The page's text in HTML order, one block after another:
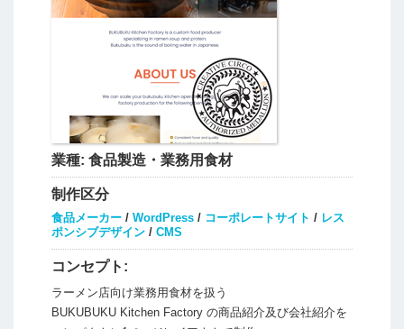
業種: 食品製造・業務用食材
制作区分
食品メーカー/ WordPress/ コーポレートサイト / レス
ポンシブデザイン/ CMS
コンセプト:
ラーメン店向け業務用食材を扱う
BUKUBUKU Kitchen Factory の商品紹介及び会社紹介を